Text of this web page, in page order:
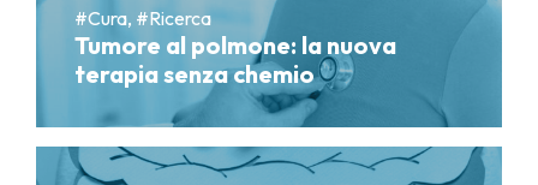
#Cura, #Ricerca
Tumore al polmone: la nuova
terapia senza chemio